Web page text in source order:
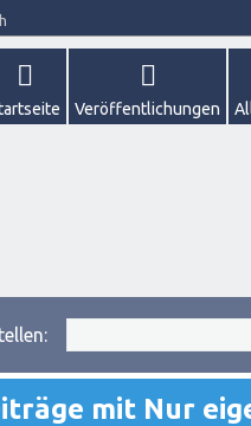
Veröffentlichungen
mit Nur